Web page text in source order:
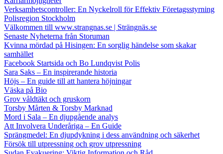
Verksamhetscontroller: En Nyckelroll för Effektiv Företagsstyrning
Polisregion Stockholm
Välkommen till www.strangnas.se | Strängnäs.se
Senaste Nyheterna från Storuman
Kvinna mördad på Hisingen: En sorglig händelse som skakar
samhället
Facebook Startsida och Bo Lundqvist Polis
Sara Saks – En inspirerande historia
Höjs – En guide till att hantera höjningar
Väska på Bio
Grov våldtäkt och gruskorn
Torsby Mårten & Torsby Marknad
Mord i Sala – En djupgående analys
Att Involvera Underåriga – En Guide
Sprängmedel: En djupdykning i dess användning och säkerhet
Försök till utpressning och grov utpressning